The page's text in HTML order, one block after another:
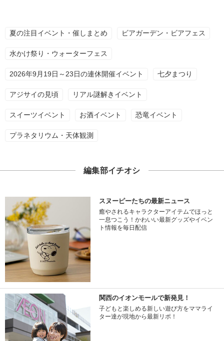
夏の注目イベント・催しまとめ ビアガーデン・ビアフェス
水かけ祭り・ウォーターフェス
2026年9月19日～23日の連休開催イベント 七夕まつり
アジサイの見頃 リアル謎解きイベント
スイーツイベント お酒イベント 恐竜イベント
プラネタリウム・天体観測
編集部イチオシ
スヌーピーたちの最新ニュース
癒やされるキャラクターアイテムでほっと
一息つこう！かわいい最新グッズやイベン
ト情報を毎日配信
関西のイオンモールで新発見！
子どもと楽しめる新しい遊び方をママライ
ター達が現地から最新リポ！